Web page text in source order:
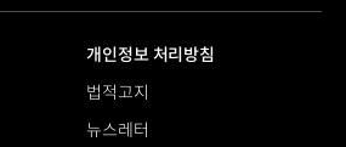
tv
개인정보 처리방침
법적고지
뉴스레터